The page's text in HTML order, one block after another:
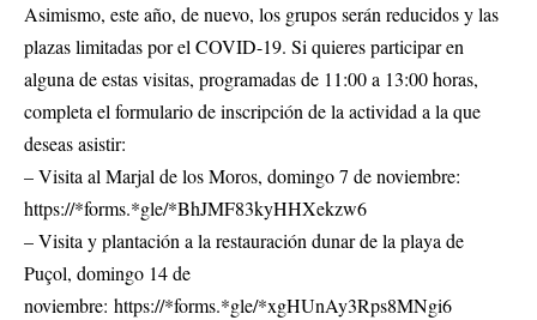
Asimismo, este año, de nuevo, los grupos serán reducidos y las
plazas limitadas por el COVID-19. Si quieres participar en
alguna de estas visitas, programadas de 11:00 a 13:00 horas,
completa el formulario de inscripción de la actividad a la que
deseas asistir:
– Visita al Marjal de los Moros, domingo 7 de noviembre:
https://*forms.*gle/*BhJMF83kyHHXekzw6
– Visita y plantación a la restauración dunar de la playa de
Puçol, domingo 14 de
noviembre: https://*forms.*gle/*xgHUnAy3Rps8MNgi6